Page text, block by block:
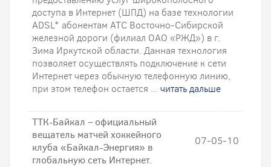
доступа в Интернет (ШПД) на базе технологии
ADSL* абонентам АТС Восточно-Сибирской
железной дороги (филиал ОАО «РЖД») в г.
Зима Иркутской области. Данная технология
позволяет осуществлять подключение к сети
Интернет через обычную телефонную линию,
при этом телефон остается ... читать дальше
ТТК-Байкал – официальный
вещатель матчей хоккейного
клуба «Байкал-Энергия» в
глобальную сеть Интернет.
07-05-10